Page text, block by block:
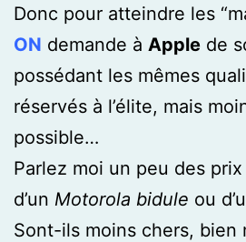
Donc pour atteindre les
ON demande à Apple de
possédant les mêmes
réservés à l’élite, mais
possible…
Parlez moi un peu des prix
d’un Motorola bidule ou
Sont-ils moins chers, bien